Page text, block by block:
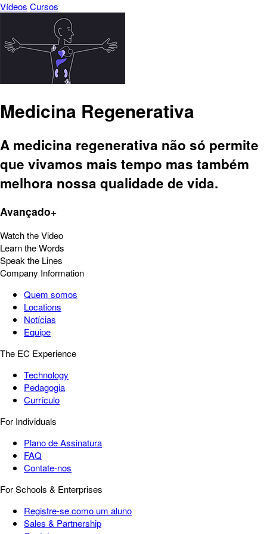
Vídeos Cursos
Medicina Regenerativa
A medicina regenerativa não só permite
que vivamos mais tempo mas também
melhora nossa qualidade de vida.
Avançado+
Watch the Video
Learn the Words
Speak the Lines
Company Information
Quem somos
Locations
Notícias
Equipe
The EC Experience
Technology
Pedagogia
Currículo
For Individuals
Plano de Assinatura
FAQ
Contate-nos
For Schools & Enterprises
Registre-se como um aluno
Sales & Partnership